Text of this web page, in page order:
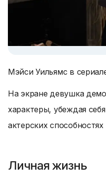
Мэйси Уильямс в
На экране девушка
характеры, убеждая
актерских
Личная жизнь